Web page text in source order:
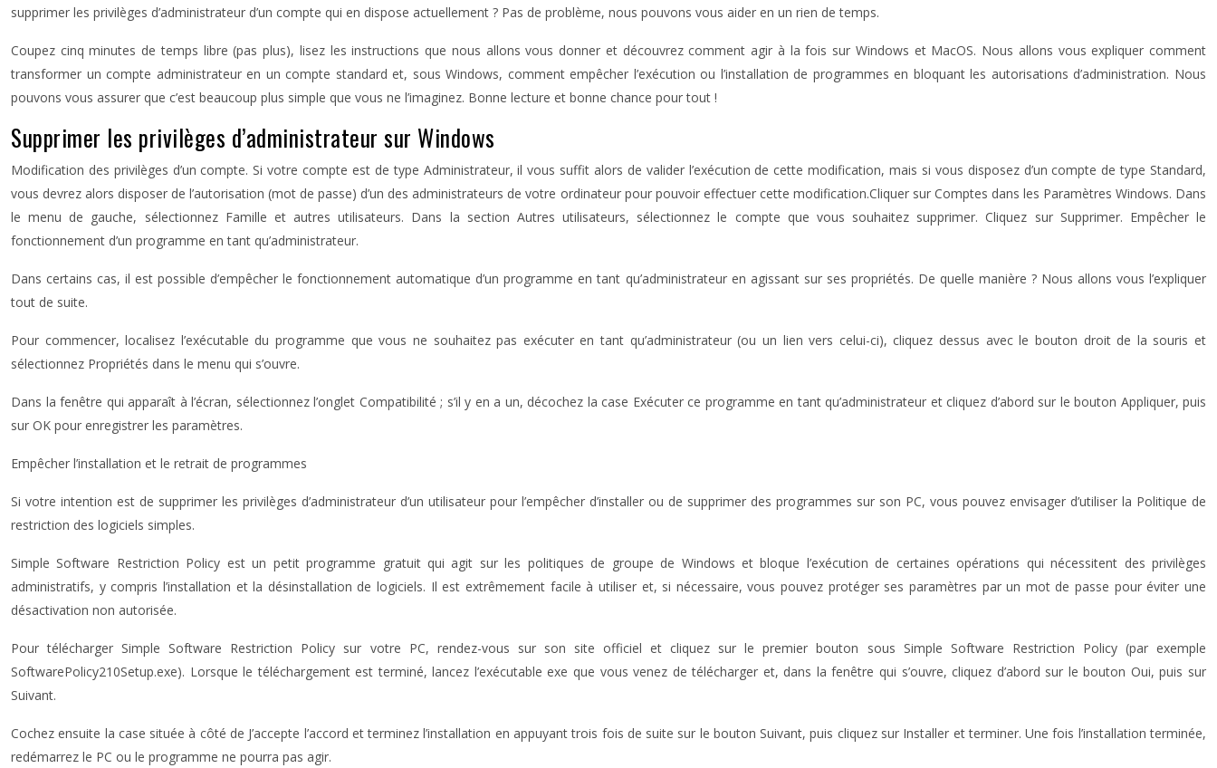
supprimer les privilèges d’administrateur d’un compte qui en dispose actuellement ? Pas de problème, nous pouvons vous aider en un rien de temps.
Coupez cinq minutes de temps libre (pas plus), lisez les instructions que nous allons vous donner et découvrez comment agir à la fois sur Windows et MacOS. Nous allons vous expliquer comment
transformer un compte administrateur en un compte standard et, sous Windows, comment empêcher l’exécution ou l’installation de programmes en bloquant les autorisations d’administration. Nous
pouvons vous assurer que c’est beaucoup plus simple que vous ne l’imaginez. Bonne lecture et bonne chance pour tout !
Supprimer les privilèges d’administrateur sur Windows
Modification des privilèges d’un compte. Si votre compte est de type Administrateur, il vous suffit alors de valider l’exécution de cette modification, mais si vous disposez d’un compte de type Standard,
vous devrez alors disposer de l’autorisation (mot de passe) d’un des administrateurs de votre ordinateur pour pouvoir effectuer cette modification.Cliquer sur Comptes dans les Paramètres Windows. Dans
le menu de gauche, sélectionnez Famille et autres utilisateurs. Dans la section Autres utilisateurs, sélectionnez le compte que vous souhaitez supprimer. Cliquez sur Supprimer. Empêcher le
fonctionnement d’un programme en tant qu’administrateur.
Dans certains cas, il est possible d’empêcher le fonctionnement automatique d’un programme en tant qu’administrateur en agissant sur ses propriétés. De quelle manière ? Nous allons vous l’expliquer
tout de suite.
Pour commencer, localisez l’exécutable du programme que vous ne souhaitez pas exécuter en tant qu’administrateur (ou un lien vers celui-ci), cliquez dessus avec le bouton droit de la souris et
sélectionnez Propriétés dans le menu qui s’ouvre.
Dans la fenêtre qui apparaît à l’écran, sélectionnez l’onglet Compatibilité ; s’il y en a un, décochez la case Exécuter ce programme en tant qu’administrateur et cliquez d’abord sur le bouton Appliquer, puis
sur OK pour enregistrer les paramètres.
Empêcher l’installation et le retrait de programmes
Si votre intention est de supprimer les privilèges d’administrateur d’un utilisateur pour l’empêcher d’installer ou de supprimer des programmes sur son PC, vous pouvez envisager d’utiliser la Politique de
restriction des logiciels simples.
Simple Software Restriction Policy est un petit programme gratuit qui agit sur les politiques de groupe de Windows et bloque l’exécution de certaines opérations qui nécessitent des privilèges
administratifs, y compris l’installation et la désinstallation de logiciels. Il est extrêmement facile à utiliser et, si nécessaire, vous pouvez protéger ses paramètres par un mot de passe pour éviter une
désactivation non autorisée.
Pour télécharger Simple Software Restriction Policy sur votre PC, rendez-vous sur son site officiel et cliquez sur le premier bouton sous Simple Software Restriction Policy (par exemple
SoftwarePolicy210Setup.exe). Lorsque le téléchargement est terminé, lancez l’exécutable exe que vous venez de télécharger et, dans la fenêtre qui s’ouvre, cliquez d’abord sur le bouton Oui, puis sur
Suivant.
Cochez ensuite la case située à côté de J’accepte l’accord et terminez l’installation en appuyant trois fois de suite sur le bouton Suivant, puis cliquez sur Installer et terminer. Une fois l’installation terminée,
redémarrez le PC ou le programme ne pourra pas agir.